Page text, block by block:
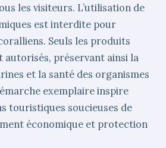
les visiteurs. L’utilisation de
est interdite pour
Seuls les produits
autorisés, préservant ainsi la
et la santé des organismes
exemplaire inspire
touristiques soucieuses de
économique et protection